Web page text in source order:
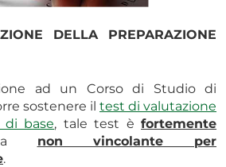
DELLA PREPARAZIONE
ad un Corso di Studio di
sostenere il test di valutazione
di base, tale test èfortemente
non vincolante per
.